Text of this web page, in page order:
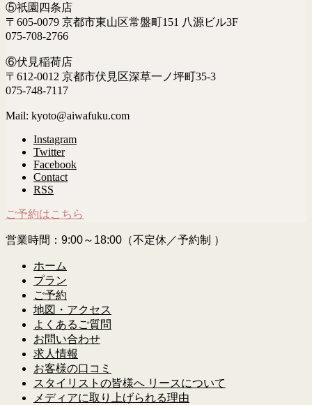
⑤祇園四条店
〒605-0079 京都市東山区常盤町151 八源ビル3F
075-708-2766
⑥伏見稲荷店
〒612-0012 京都市伏見区深草一ノ坪町35-3
075-748-7117
Mail: kyoto@aiwafuku.com
Instagram
Twitter
Facebook
Contact
RSS
ご予約はこちら
営業時間：9:00～18:00（不定休／予約制 ）
ホーム
プラン
ご予約
地図・アクセス
よくあるご質問
お問い合わせ
求人情報
お客様の口コミ
スタイリストの皆様へ リースについて
メディアに取り上げられる理由